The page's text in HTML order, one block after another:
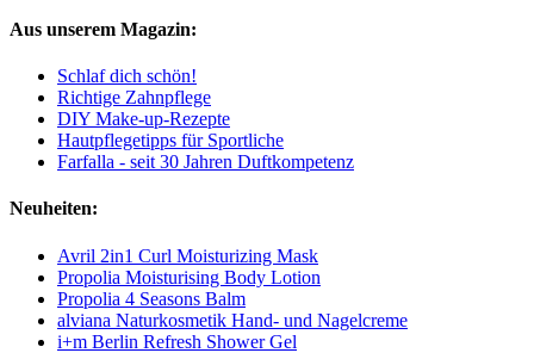
Aus unserem Magazin:
Schlaf dich schön!
Richtige Zahnpflege
DIY Make-up-Rezepte
Hautpflegetipps für Sportliche
Farfalla - seit 30 Jahren Duftkompetenz
Neuheiten:
Avril 2in1 Curl Moisturizing Mask
Propolia Moisturising Body Lotion
Propolia 4 Seasons Balm
alviana Naturkosmetik Hand- und Nagelcreme
i+m Berlin Refresh Shower Gel